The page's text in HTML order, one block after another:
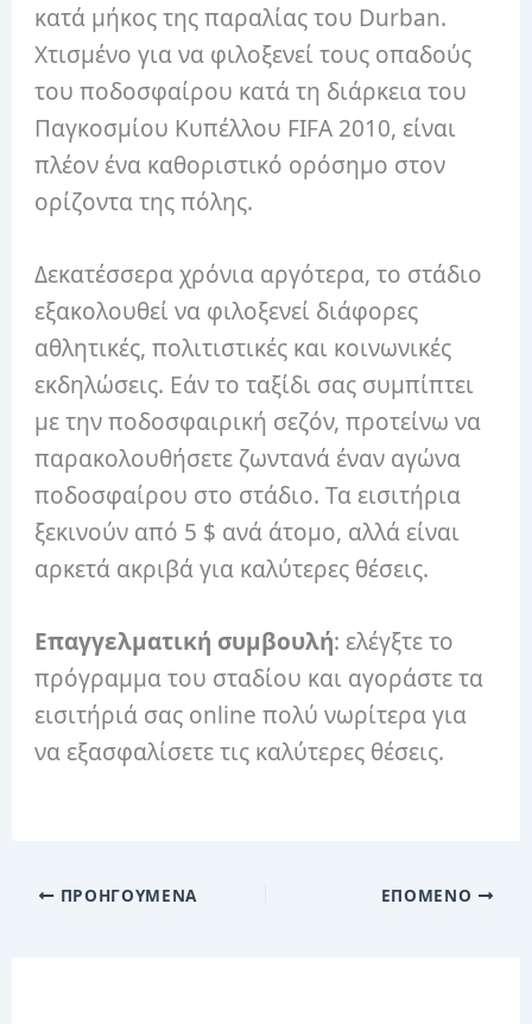
κατά μήκος της παραλίας του Durban.
Χτισμένο για να φιλοξενεί τους οπαδούς
του ποδοσφαίρου κατά τη διάρκεια του
Παγκοσμίου Κυπέλλου FIFA 2010, είναι
πλέον ένα καθοριστικό ορόσημο στον
ορίζοντα της πόλης.
Δεκατέσσερα χρόνια αργότερα, το στάδιο
εξακολουθεί να φιλοξενεί διάφορες
αθλητικές, πολιτιστικές και κοινωνικές
εκδηλώσεις. Εάν το ταξίδι σας συμπίπτει
με την ποδοσφαιρική σεζόν, προτείνω να
παρακολουθήσετε ζωντανά έναν αγώνα
ποδοσφαίρου στο στάδιο. Τα εισιτήρια
ξεκινούν από 5 $ ανά άτομο, αλλά είναι
αρκετά ακριβά για καλύτερες θέσεις.
Επαγγελματική συμβουλή: ελέγξτε το
πρόγραμμα του σταδίου και αγοράστε τα
εισιτήριά σας online πολύ νωρίτερα για
να εξασφαλίσετε τις καλύτερες θέσεις.
ΠΡΟΗΓΟΎΜΕΝΑ ΕΠΌΜΕΝΟ